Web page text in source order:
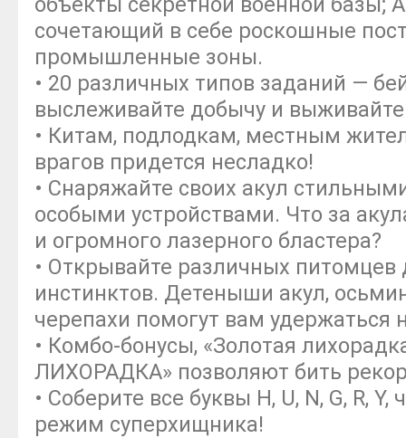
сочетающий в себе роскошные
промышленные зоны.
• 20 различных типов заданий —
выслеживайте добычу и
• Китам, подлодкам, местным
врагов придется несладко!
• Снаряжайте своих акул
особыми устройствами. Что за
и огромного лазерного бластера?
• Открывайте различных
инстинктов. Детеныши акул,
черепахи помогут вам удержаться
• Комбо-бонусы, «Золотая
ЛИХОРАДКА» позволяют бить
• Соберите все буквы H, U, N, G, R,
режим суперхищника!